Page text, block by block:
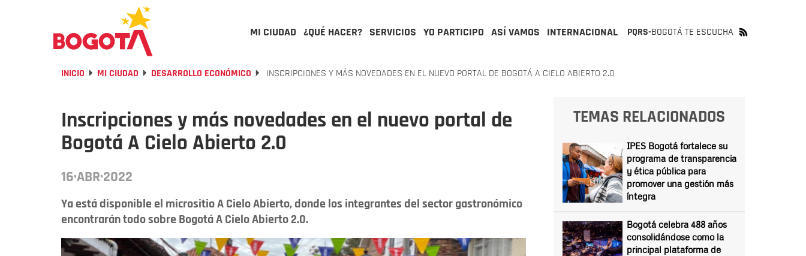
MI CIUDAD ¿QUÉ HACER? SERVICIOS YO PARTICIPO ASÍ VAMOS INTERNACIONAL PQRS-BOGOTÁ TE ESCUCHA
INICIO MI CIUDAD DESARROLLO ECONÓMICO INSCRIPCIONES Y MÁS NOVEDADES EN EL NUEVO PORTAL DE BOGOTÁ A CIELO ABIERTO 2.0
Inscripciones y más novedades en el nuevo portal de
Bogotá A Cielo Abierto 2.0
16·ABR·2022
Ya está disponible el micrositio A Cielo Abierto, donde los integrantes del sector gastronómico
encontrarán todo sobre Bogotá A Cielo Abierto 2.0.
TEMAS RELACIONADOS
IPES Bogotá fortalece su
programa de transparencia
y ética pública para
promover una gestión más
íntegra
Bogotá celebra 488 años
consolidándose como la
principal plataforma de